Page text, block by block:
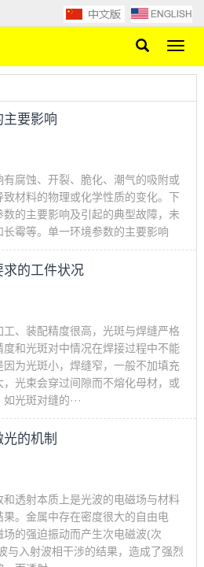
网
导
要影响
腐蚀、开裂、脆化、潮气的吸附或
材料的物理或化学性质的变化。下
的主要影响及引起的典型故障，未
霉等。单一环境参数的主要影响
求的工件状况
、装配精度很高，光斑与焊缝严格
和光斑对中情况在焊接过程中不能
为光斑小，焊缝窄，一般不加填充
光束会穿过间隙而不熔化母材，或
光斑对缝的···
的机制
透射本质上是光波的电磁场与材料
。金属中存在密度很大的自由电
的强迫振动而产生次电磁波(次
与入射波相干涉的结果，造成了强烈